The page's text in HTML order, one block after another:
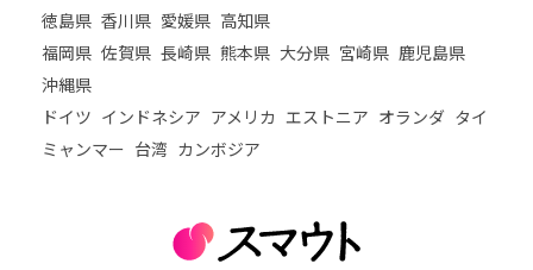
徳島県 香川県 愛媛県 高知県
福岡県 佐賀県 長崎県 熊本県 大分県 宮崎県 鹿児島県
沖縄県
ドイツ インドネシア アメリカ エストニア オランダ タイ
ミャンマー 台湾 カンボジア